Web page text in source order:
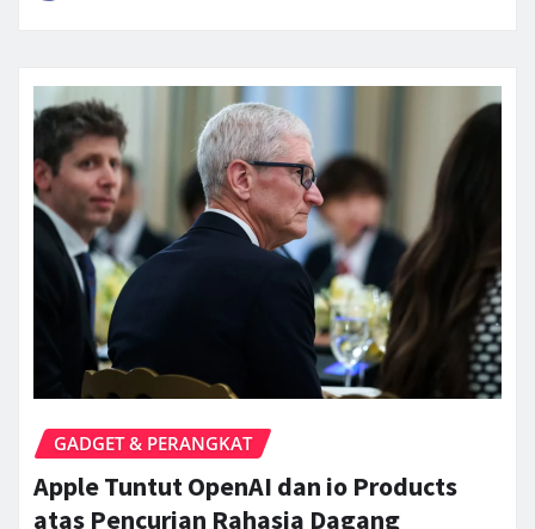
GADGET & PERANGKAT
Apple Tuntut OpenAI dan io Products
atas Pencurian Rahasia Dagang